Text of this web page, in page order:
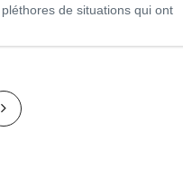
de situations qui ont